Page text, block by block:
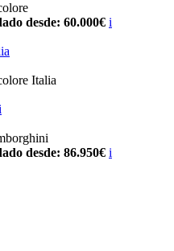
desde: 60.000€ i
Italia
desde: 86.950€ i